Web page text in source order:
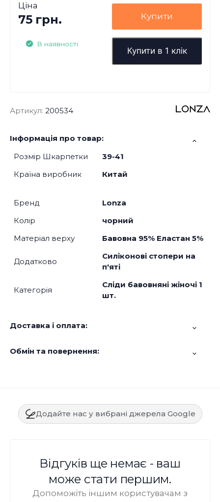
Ціна
75 грн.
В наявності
Купити
Купити в 1 клік
Артикул: 200534
Інформація про товар:
Розмір Шкарпетки
39-41
Країна виробник
Китай
Бренд
Lonza
Колір
чорний
Матеріал верху
Бавовна 95% Еластан 5%
Додатково
Силіконові стопери на
п'яті
Категорія
Сліди бавовняні жіночі 1
шт.
Доставка і оплата:
Обмін та повернення:
Додайте нас у вибрані джерела Google
Відгуків ще немає - ваш
може стати першим.
Допоможіть іншим користувачам з